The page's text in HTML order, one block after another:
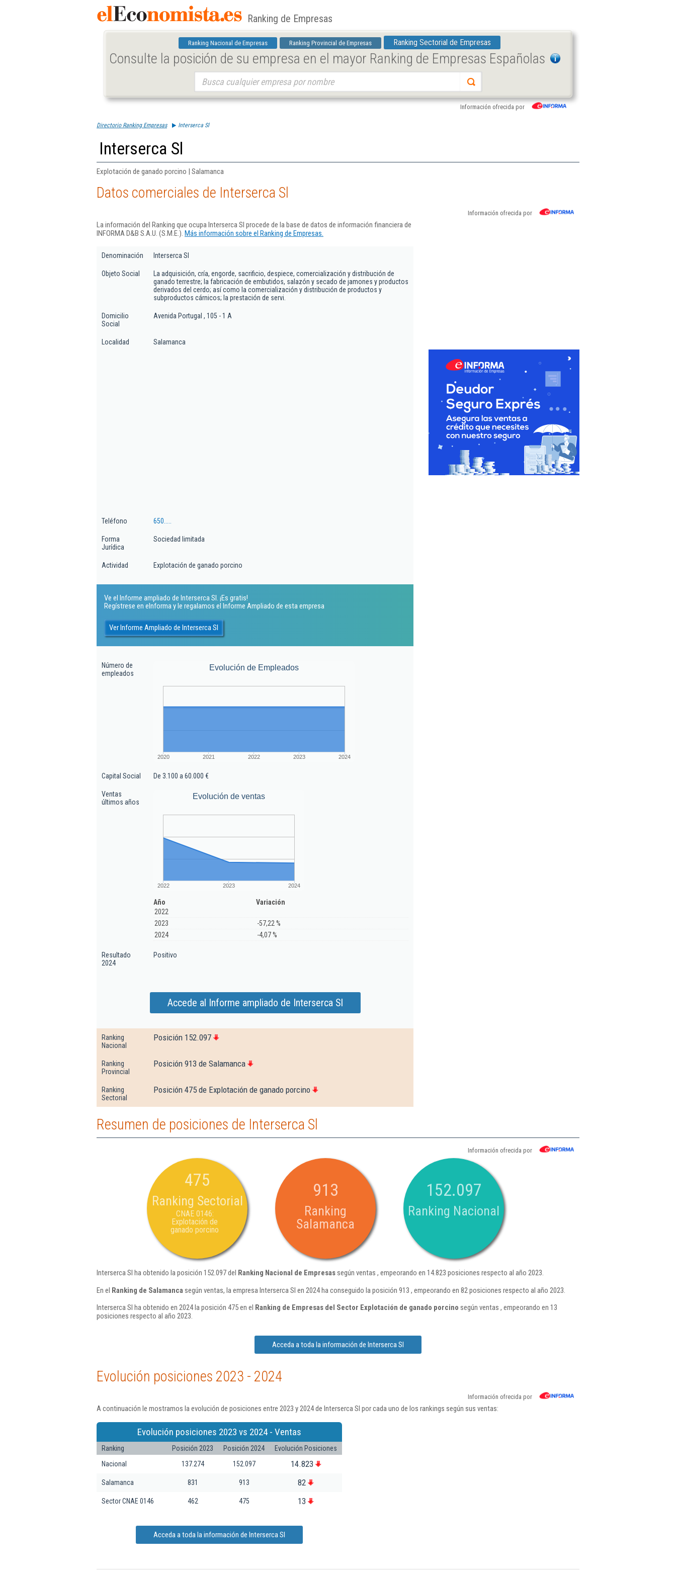
Ranking de Empresas
Ranking Nacional de Empresas Ranking Provincial de Empresas Ranking Sectorial de Empresas
Consulte la posición de su empresa en el mayor Ranking de Empresas Españolas
Información ofrecida por
Directorio Ranking Empresas Interserca Sl
Interserca Sl
Explotación de ganado porcino | Salamanca
Datos comerciales de Interserca Sl
Información ofrecida por
La información del Ranking que ocupa Interserca Sl procede de la base de datos de información financiera de
INFORMA D&B S.A.U. (S.M.E.). Más información sobre el Ranking de Empresas.
Denominación Interserca Sl
Objeto Social
La adquisición, cría, engorde, sacrificio, despiece, comercialización y distribución de
ganado terrestre; la fabricación de embutidos, salazón y secado de jamones y productos
derivados del cerdo; así como la comercialización y distribución de productos y
subproductos cárnicos; la prestación de servi.
Domicilio
Social
Avenida Portugal , 105 - 1 A
Localidad Salamanca
Teléfono 650.....
Forma
Jurídica
Sociedad limitada
Actividad Explotación de ganado porcino
Ve el Informe ampliado de Interserca Sl. ¡Es gratis!
Regístrese en eInforma y le regalamos el Informe Ampliado de esta empresa
Ver Informe Ampliado de Interserca Sl
Número de
empleados
Evolución de Empleados
2020 2021 2022 2023 2024
Capital Social De 3.100 a 60.000 €
Ventas
últimos años
Evolución de ventas
2022 2023 2024
Año
Variación
2022
2023
-57,22 %
2024
-4,07 %
Resultado
2024
Positivo
Accede al Informe ampliado de Interserca Sl
Ranking
Nacional
Posición 152.097
Ranking
Provincial
Posición 913 de Salamanca
Ranking
Sectorial
Posición 475 de Explotación de ganado porcino
Resumen de posiciones de Interserca Sl
Información ofrecida por
475
Ranking Sectorial
CNAE 0146:
Explotación de
ganado porcino
913
Ranking
Salamanca
152.097
Ranking Nacional
Interserca Sl ha obtenido la posición 152.097 del Ranking Nacional de Empresassegún ventas , empeorando en 14.823 posiciones respecto al año 2023.
En el Ranking de Salamanca según ventas, la empresa Interserca Sl en 2024 ha conseguido la posición 913 , empeorando en 82 posiciones respecto al año 2023.
Interserca Sl ha obtenido en 2024 la posición 475 en el Ranking de Empresas del Sector Explotación de ganado porcino según ventas , empeorando en 13
posiciones respecto al año 2023.
Acceda a toda la información de Interserca Sl
Evolución posiciones 2023 - 2024
Información ofrecida por
A continuación le mostramos la evolución de posiciones entre 2023 y 2024 de Interserca Sl por cada uno de los rankings según sus ventas:
Evolución posiciones 2023 vs 2024 - Ventas
Ranking Posición 2023 Posición 2024
Evolución Posiciones
Nacional
137.274 152.097 14.823
Salamanca 831 913 82
Sector CNAE 0146 462 475 13
Acceda a toda la información de Interserca Sl